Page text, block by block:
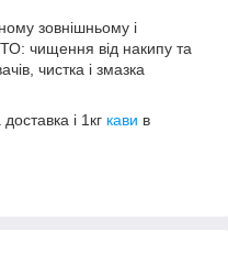
зовнішньому і
чищення від накипу та
чистка і змазка
і 1кг кави в